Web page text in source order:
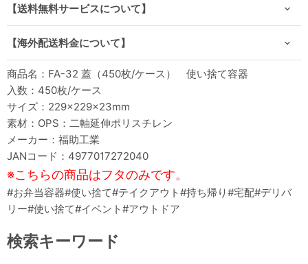
【送料無料サービスについて】
【海外配送料金について】
商品名：FA-32 蓋（450枚/ケース） 使い捨て容器
入数：450枚/ケース
サイズ：229×229×23mm
素材：OPS：二軸延伸ポリスチレン
メーカー：福助工業
JANコード：4977017272040
※こちらの商品はフタのみです。
#お弁当容器#使い捨て#テイクアウト#持ち帰り#宅配#デリバ
リー#使い捨て#イベント#アウトドア
検索キーワード